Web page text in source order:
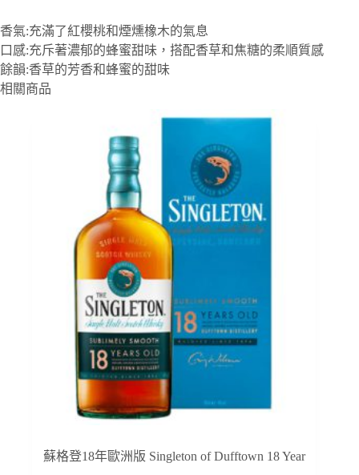
香氣:充滿了紅櫻桃和煙燻橡木的氣息
口感:充斥著濃郁的蜂蜜甜味，搭配香草和焦糖的柔順質感
餘韻:香草的芳香和蜂蜜的甜味
相關商品
蘇格登18年歐洲版 Singleton of Dufftown 18 Year